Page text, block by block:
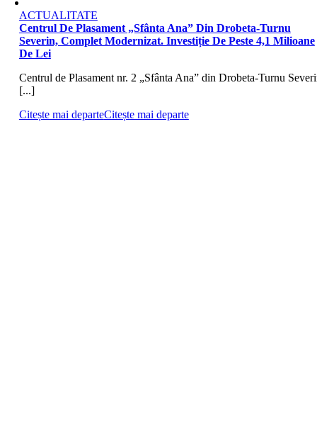
ACTUALITATE
Centrul De Plasament „Sfânta Ana” Din Drobeta-Turnu
Severin, Complet Modernizat. Investiție De Peste 4,1 Milioane
De Lei
Centrul de Plasament nr. 2 „Sfânta Ana” din Drobeta-Turnu
[...]
Citește mai departeCitește mai departe